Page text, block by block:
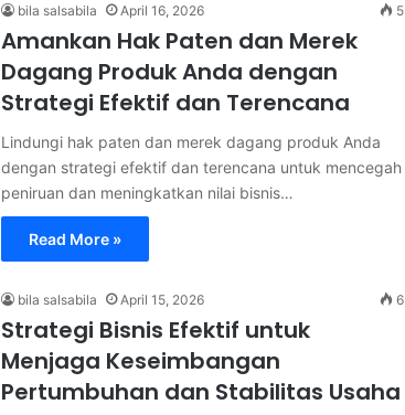
bila salsabila April 16, 2026 5
Amankan Hak Paten dan Merek
Dagang Produk Anda dengan
Strategi Efektif dan Terencana
Lindungi hak paten dan merek dagang produk Anda
dengan strategi efektif dan terencana untuk mencegah
peniruan dan meningkatkan nilai bisnis…
Read More »
bila salsabila April 15, 2026 6
Strategi Bisnis Efektif untuk
Menjaga Keseimbangan
Pertumbuhan dan Stabilitas Usaha